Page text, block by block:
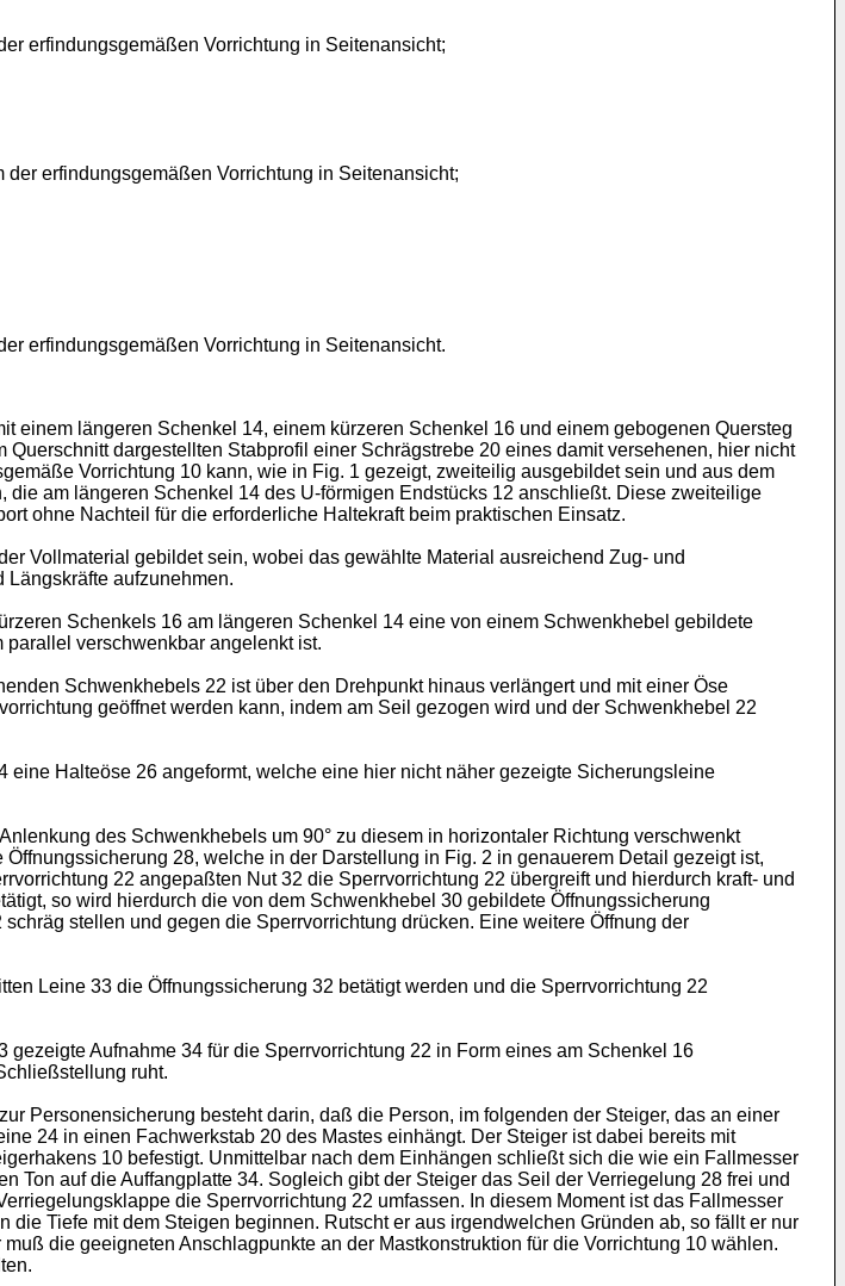
erfindungsgemäßen Vorrichtung in Seitenansicht;
erfindungsgemäßen Vorrichtung in Seitenansicht;
erfindungsgemäßen Vorrichtung in Seitenansicht.
einem längeren Schenkel 14, einem kürzeren Schenkel 16 und einem gebogenen Quersteg
dargestellten Stabprofil einer Schrägstrebe 20 eines damit versehenen, hier nicht
Vorrichtung 10 kann, wie in Fig. 1 gezeigt, zweiteilig ausgebildet sein und aus dem
am längeren Schenkel 14 des U-förmigen Endstücks 12 anschließt. Diese zweiteilige
ohne Nachteil für die erforderliche Haltekraft beim praktischen Einsatz.
Vollmaterial gebildet sein, wobei das gewählte Material ausreichend Zug- und
aufzunehmen.
Schenkels 16 am längeren Schenkel 14 eine von einem Schwenkhebel gebildete
verschwenkbar angelenkt ist.
Schwenkhebels 22 ist über den Drehpunkt hinaus verlängert und mit einer Öse
geöffnet werden kann, indem am Seil gezogen wird und der Schwenkhebel 22
Halteöse 26 angeformt, welche eine hier nicht näher gezeigte Sicherungsleine
des Schwenkhebels um 90° zu diesem in horizontaler Richtung verschwenkt
28, welche in der Darstellung in Fig. 2 in genauerem Detail gezeigt ist,
22 angepaßten Nut 32 die Sperrvorrichtung 22 übergreift und hierdurch kraft- und
so wird hierdurch die von dem Schwenkhebel 30 gebildete Öffnungssicherung
stellen und gegen die Sperrvorrichtung drücken. Eine weitere Öffnung der
Leine 33 die Öffnungssicherung 32 betätigt werden und die Sperrvorrichtung 22
Aufnahme 34 für die Sperrvorrichtung 22 in Form eines am Schenkel 16
ruht.
Personensicherung besteht darin, daß die Person, im folgenden der Steiger, das an einer
24 in einen Fachwerkstab 20 des Mastes einhängt. Der Steiger ist dabei bereits mit
10 befestigt. Unmittelbar nach dem Einhängen schließt sich die wie ein Fallmesser
auf die Auffangplatte 34. Sogleich gibt der Steiger das Seil der Verriegelung 28 frei und
die Sperrvorrichtung 22 umfassen. In diesem Moment ist das Fallmesser
Tiefe mit dem Steigen beginnen. Rutscht er aus irgendwelchen Gründen ab, so fällt er nur
die geeigneten Anschlagpunkte an der Mastkonstruktion für die Vorrichtung 10 wählen.